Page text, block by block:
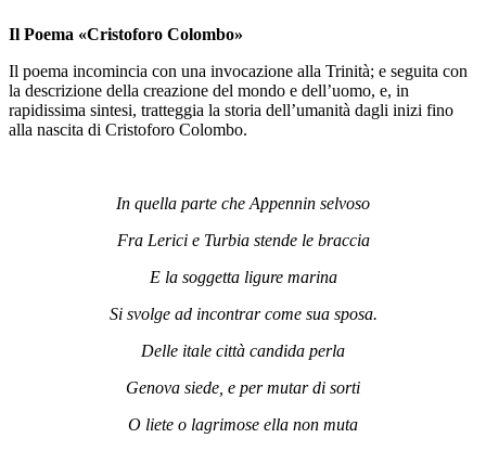
Il Poema «Cristoforo Colombo»
Il poema incomincia con una invocazione alla Trinità; e seguita con
la descrizione della creazione del mondo e dell’uomo, e, in
rapidissima sintesi, tratteggia la storia dell’umanità dagli inizi fino
alla nascita di Cristoforo Colombo.
In quella parte che Appennin selvoso
Fra Lerici e Turbia stende le braccia
E la soggetta ligure marina
Si svolge ad incontrar come sua sposa.
Delle itale città candida perla
Genova siede, e per mutar di sorti
O liete o lagrimose ella non muta